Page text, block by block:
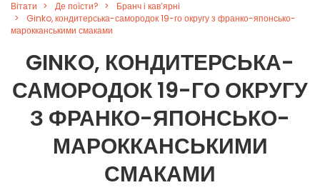
Вітати Де поїсти?
Бранч і кав’ярні
Ginko, кондитерська-самородок 19-го округу з франко-японсько-
марокканськими смаками
GINKO, КОНДИТЕРСЬКА-
САМОРОДОК 19-ГО ОКРУГУ
З ФРАНКО-ЯПОНСЬКО-
МАРОККАНСЬКИМИ
СМАКАМИ